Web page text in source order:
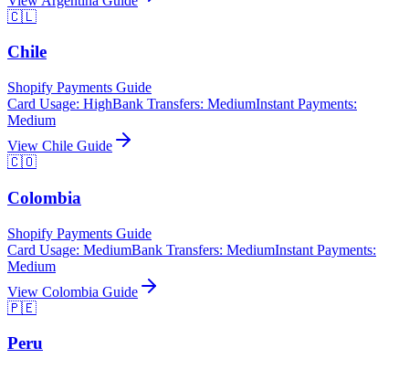
🇨🇱
Chile
Shopify Payments Guide
Card Usage: HighBank Transfers: MediumInstant Payments:
Medium
View Chile Guide
🇨🇴
Colombia
Shopify Payments Guide
Card Usage: MediumBank Transfers: MediumInstant Payments:
Medium
View Colombia Guide
🇵🇪
Peru